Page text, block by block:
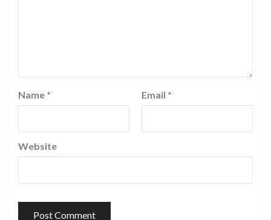
Name * Email *
Website